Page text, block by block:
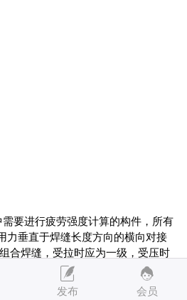
进行疲劳强度计算的构件，所有
力垂直于焊缝长度方向的横向对接
合焊缝，受拉时应为一级，受压时
缝长度方向的纵向对接焊应为二
发布 会员